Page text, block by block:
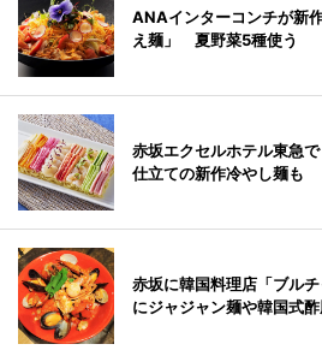
ANAインターコンチが新
え麺」 夏野菜5種使う
赤坂エクセルホテル東急
仕立ての新作冷やし麺も
赤坂に韓国料理店「ブル
にジャジャン麺や韓国式